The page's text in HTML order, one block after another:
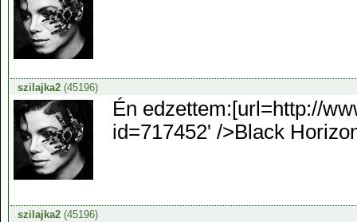
szilajka2(45196)
Én edzettem:[url=http://
id=717452' />Black
szilajka2(45196)